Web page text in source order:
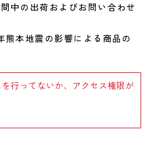
の出荷およびお問い合わせ
本地震の影響による商品の
行ってないか、アクセス権限が